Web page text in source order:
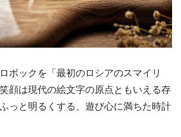
ボックを「最初のロシアのスマイリ
顔は現代の絵文字の原点ともいえる存
っと明るくする、遊び心に満ちた時計